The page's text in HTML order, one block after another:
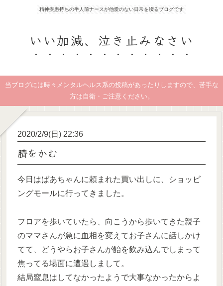
精神疾患持ちの半人前ナースが他愛のない日常を綴るブログです
いい加減、泣き止みなさい
当ブログには時々メンタルヘルス系の投稿があったりしますので、苦手な
方は自衛・ご注意ください。
2020/2/9(日) 22:36
臍をかむ
今日はばあちゃんに頼まれた買い出しに、ショッピ
ングモールに行ってきました。
フロアを歩いていたら、向こうから歩いてきた親子
のママさんが急に血相を変えてお子さんに話しかけ
てて、どうやらお子さんが飴を飲み込んでしまって
焦ってる場面に遭遇しまして。
結局窒息はしてなかったようで大事なかったからよ